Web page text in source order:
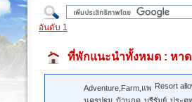
อันดับ 1
ที่พักแนะนำทั้งหมด : หา
Adventure,Farm,แพ Resort